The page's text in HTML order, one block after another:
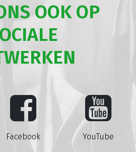
OOK OP
Facebook YouTube